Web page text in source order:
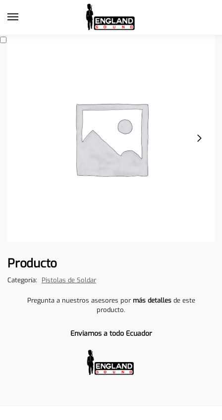
Producto
Categoría: Pistolas de Soldar
Pregunta a nuestros asesores por más detallesde este
producto.
Enviamos a todo Ecuador